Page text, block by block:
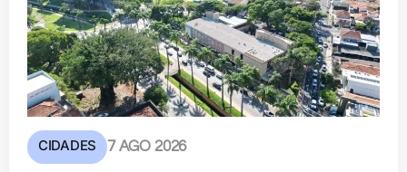
CIDADES 7 AGO 2026